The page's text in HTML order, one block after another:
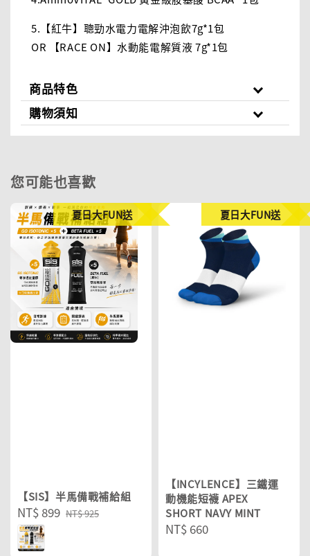
5.【紅牛】聰勁水電力電解沖泡飲7g*1包
OR 【RACE ON】水動能電解質液 7g*1包
商品特色
購物須知
您可能也喜歡
夏日大FUN送
【SIS】半馬備戰補給組
Sale
price
NT$ 899 Regular
NT$ 925
夏日大FUN送
【INCYLENCE】三鐵運
動機能短襪 APEX
SHORT NAVY MINT
Regular
NT$ 660